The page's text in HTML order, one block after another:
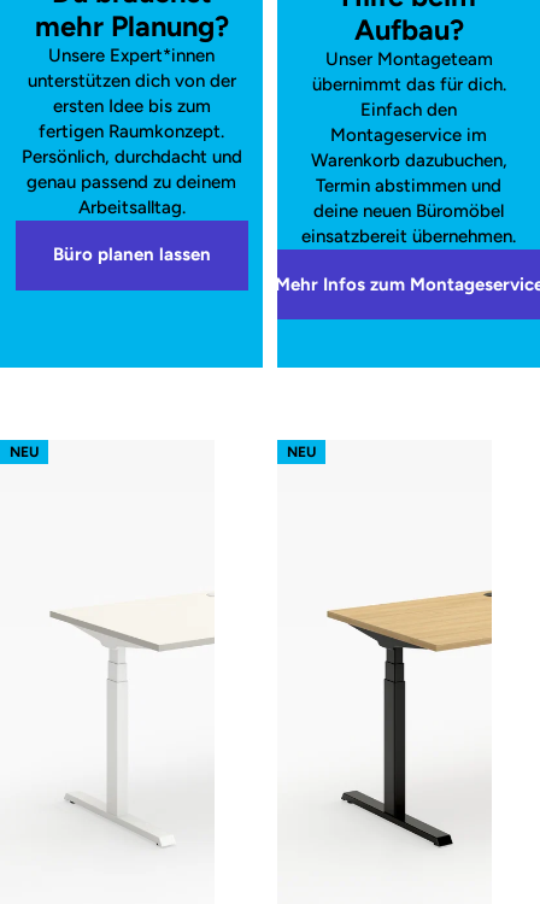
mehr Planung?
Unsere Expert*innen
unterstützen dich von der
ersten Idee bis zum
fertigen Raumkonzept.
Persönlich, durchdacht und
genau passend zu deinem
Arbeitsalltag.
Büro planen lassen
Aufbau?
Unser Montageteam
übernimmt das für dich.
Einfach den
Montageservice im
Warenkorb dazubuchen,
Termin abstimmen und
deine neuen Büromöbel
einsatzbereit übernehmen.
Mehr Infos zum
s52 focus – Gestell Weiß (glatt)
NEU s52 focus – Gestell Schwarz (glatt)
NEU